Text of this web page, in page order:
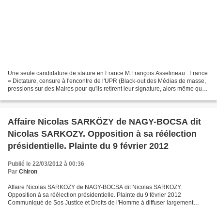
Une seule candidature de stature en France M.François Asselineau . France
= Dictature, censure à l'encontre de l'UPR (Black-out des Médias de masse,
pressions sur des Maires pour qu'ils retirent leur signature, alors même que
Affaire Nicolas SARKÖZY de NAGY-BOCSA dit
Nicolas SARKOZY. Opposition à sa réélection
présidentielle. Plainte du 9 février 2012
Publié le 22/03/2012 à 00:36
Par Chiron
Affaire Nicolas SARKÖZY de NAGY-BOCSA dit Nicolas SARKOZY.
Opposition à sa réélection présidentielle. Plainte du 9 février 2012
Communiqué de Sos Justice et Droits de l'Homme à diffuser largement